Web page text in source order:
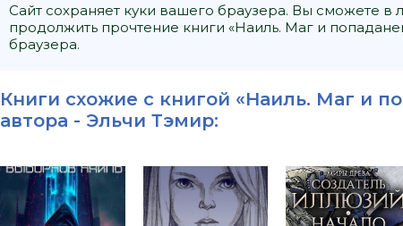
Сайт сохраняет куки вашего браузера. Вы сможете в
продолжить прочтение книги «Наиль. Маг и
браузера.
Книги схожие с книгой «Наиль. Маг и
автора - Эльчи Тэмир: